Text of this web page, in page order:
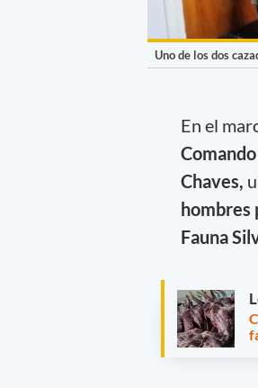
Uno de los dos
En el
Chaves,
hombres
Fauna